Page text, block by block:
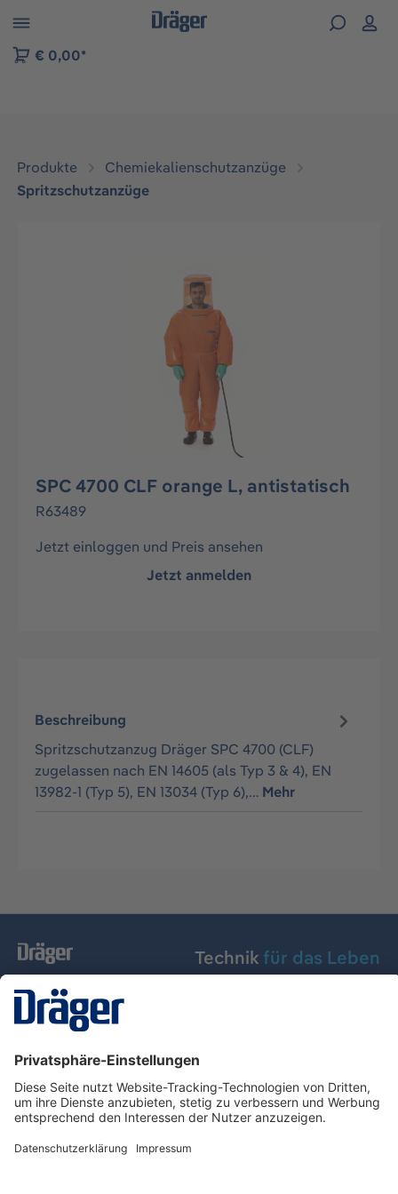
der B2B-Plattform springen
€ 0,00*
Produkte
Chemiekalienschutzanzüge
Spritzschutzanzüge
SPC 4700 CLF orange L, antistatisch
R63489
Jetzt einloggen und Preis ansehen
Jetzt anmelden
Beschreibung
Spritzschutzanzug Dräger SPC 4700 (CLF)
zugelassen nach EN 14605 (als Typ 3 & 4), EN
13982-1 (Typ 5), EN 13034 (Typ 6),… Mehr
Technik für das Leben
Dräger Austria GmbH
Über Dräger
Informationen